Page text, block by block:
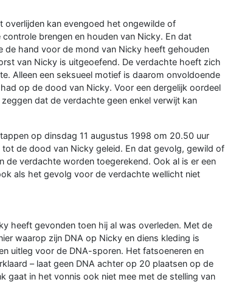
overlijden kan evengoed het ongewilde of
brengen en houden van Nicky. En dat
de hand voor de mond van Nicky heeft gehouden
van Nicky is uitgeoefend. De verdachte hoeft zich
Alleen een seksueel motief is daarom onvoldoende
op de dood van Nicky. Voor een dergelijk oordeel
dat de verdachte geen enkel verwijt kan
op dinsdag 11 augustus 1998 om 20.50 uur
de dood van Nicky geleid. En dat gevolg, gewild of
verdachte worden toegerekend. Ook al is er een
als het gevolg voor de verdachte wellicht niet
heeft gevonden toen hij al was overleden. Met de
waarop zijn DNA op Nicky en diens kleding is
uitleg voor de DNA-sporen. Het fatsoeneren en
– laat geen DNA achter op 20 plaatsen op de
gaat in het vonnis ook niet mee met de stelling van